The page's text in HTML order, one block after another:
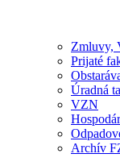
Zmluvy,
Prijaté
Úradná
VZN
Archív